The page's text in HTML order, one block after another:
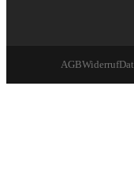
AGBWiderruf